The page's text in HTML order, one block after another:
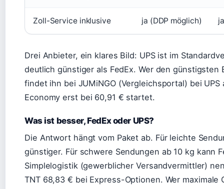
Zoll-Service inklusive ja (DDP möglich)
Drei Anbieter, ein klares Bild: UPS ist im
deutlich günstiger als FedEx. Wer den günstigsten
findet ihn bei JUMiNGO (Vergleichsportal) bei UPS
Economy erst bei 60,91 € startet.
Was ist besser, FedEx oder UPS?
Die Antwort hängt vom Paket ab. Für leichte
günstiger. Für schwere Sendungen ab 10 kg kann
Simplelogistik (gewerblicher Versandvermittler)
TNT 68,83 € bei Express-Optionen. Wer maximale